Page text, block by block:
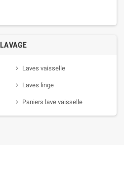
LAVAGE
Laves vaisselle
Laves linge
Paniers lave vaisselle